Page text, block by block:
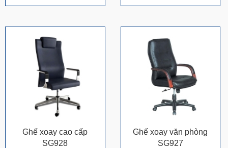
Ghế xoay cao cấp
SG928
Ghế xoay văn phòng
SG927